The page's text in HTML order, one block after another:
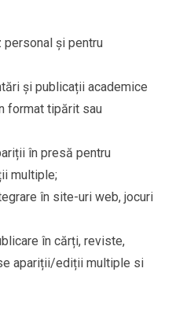
personal și pentru
și publicații academice
format tipărit sau
în presă pentru
multiple;
în site-uri web, jocuri
în cărți, reviste,
apariții/ediții multiple si